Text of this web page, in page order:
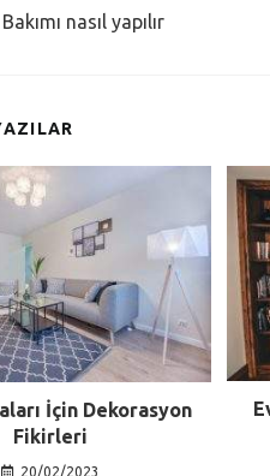
nasıl yapılır
İçin Dekorasyon
Fikirleri
20/02/2023